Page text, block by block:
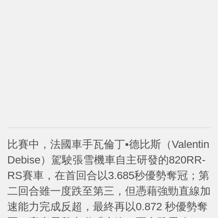
比賽中，法國車手瓦倫丁•德比斯（Valentin
Debise）駕駛張雪機車自主研發的820RR-
RS賽車，在首回合以3.685秒優勢奪冠；第
二回合雖一度跌至第三，但憑藉強勁直線加
速能力完成反超，最終再以0.872 秒優勢奪